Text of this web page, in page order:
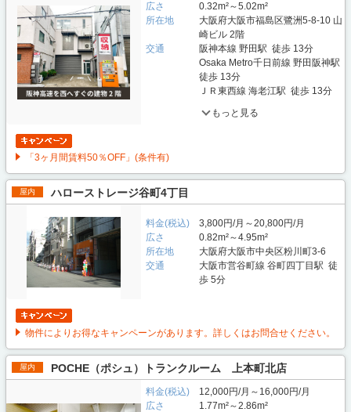
広さ
0.32m²～5.02m²
所在地
大阪府大阪市福島区鷺洲5-8-10 山
崎ビル 2階
交通
阪神本線 野田駅 徒歩 13分
Osaka Metro千日前線 野田阪神駅
徒歩 13分
ＪＲ東西線 海老江駅 徒歩 13分
もっと見る
「3ヶ月間賃料50％OFF」(条件有)
屋内 ハローストレージ谷町4丁目
料金(税込)
3,800円/月～20,800円/月
広さ
0.82m²～4.95m²
所在地
大阪府大阪市中央区粉川町3-6
交通
大阪市営谷町線 谷町四丁目駅 徒
歩 5分
物件によりお得なキャンペーンがあります。詳しくはお問合せください。
屋内 POCHE（ポシュ）トランクルーム 上本町北店
料金(税込)
12,000円/月～16,000円/月
広さ
1.77m²～2.86m²